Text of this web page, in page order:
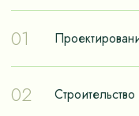
01
реализации мечты
02